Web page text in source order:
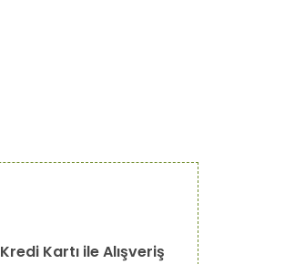
Kredi Kartı ile Alışveriş